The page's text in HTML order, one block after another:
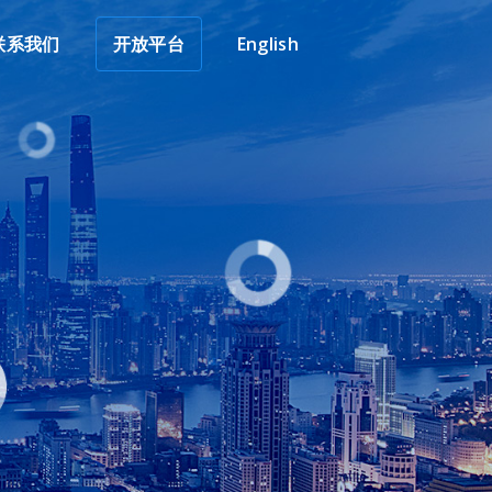
系我们 开放平台 English
系我们 开放平台 English